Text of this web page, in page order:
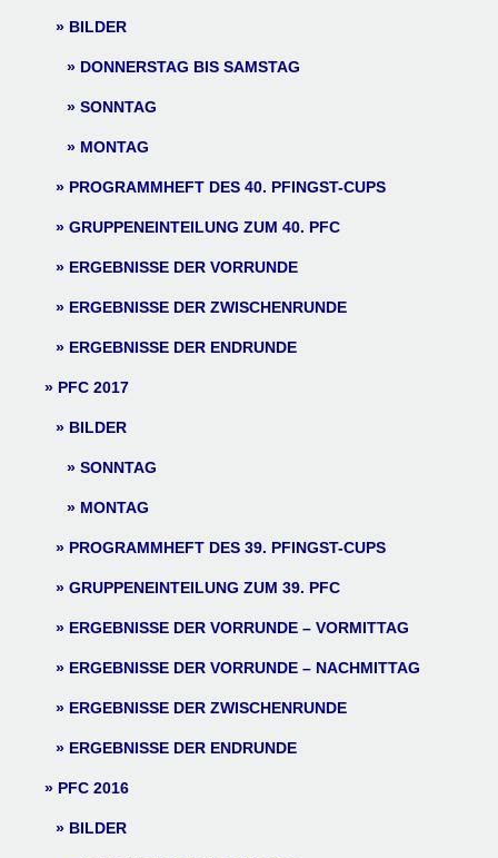
BILDER
DONNERSTAG BIS SAMSTAG
SONNTAG
MONTAG
PROGRAMMHEFT DES 40. PFINGST-CUPS
GRUPPENEINTEILUNG ZUM 40. PFC
ERGEBNISSE DER VORRUNDE
ERGEBNISSE DER ZWISCHENRUNDE
ERGEBNISSE DER ENDRUNDE
PFC 2017
BILDER
SONNTAG
MONTAG
PROGRAMMHEFT DES 39. PFINGST-CUPS
GRUPPENEINTEILUNG ZUM 39. PFC
ERGEBNISSE DER VORRUNDE – VORMITTAG
ERGEBNISSE DER VORRUNDE – NACHMITTAG
ERGEBNISSE DER ZWISCHENRUNDE
ERGEBNISSE DER ENDRUNDE
PFC 2016
BILDER